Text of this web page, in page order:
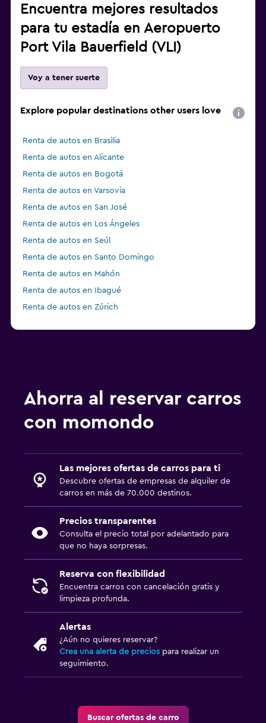
Encuentra mejores resultados
para tu estadía en Aeropuerto
Port Vila Bauerfield (VLI)
Voy a tener suerte
Explore popular destinations other users love
Renta de autos en Brasilia
Renta de autos en Alicante
Renta de autos en Bogotá
Renta de autos en Varsovia
Renta de autos en San José
Renta de autos en Los Ángeles
Renta de autos en Seúl
Renta de autos en Santo Domingo
Renta de autos en Mahón
Renta de autos en Ibagué
Renta de autos en Zúrich
Ahorra al reservar carros
con momondo
Las mejores ofertas de carros para ti
Descubre ofertas de empresas de alquiler de
carros en más de 70.000 destinos.
Precios transparentes
Consulta el precio total por adelantado para
que no haya sorpresas.
Reserva con flexibilidad
Encuentra carros con cancelación gratis y
limpieza profunda.
Alertas
¿Aún no quieres reservar?
Crea una alerta de precios para realizar un
seguimiento.
Buscar ofertas de carro